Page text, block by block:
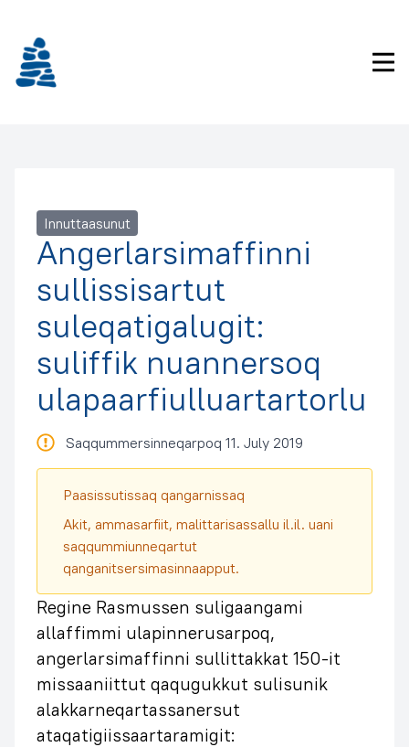
Innuttaasunut
Angerlarsimaffinni
sullissisartut
suleqatigalugit:
suliffik nuannersoq
ulapaarfiulluartartorlu
Saqqummersinneqarpoq 11. July 2019
Paasissutissaq qangarnissaq
Akit, ammasarfiit, malittarisassallu il.il. uani
saqqummiunneqartut
qanganitsersimasinnaapput.
Regine Rasmussen suligaangami
allaffimmi ulapinnerusarpoq,
angerlarsimaffinni sullittakkat 150-it
missaaniittut qaqugukkut sulisunik
alakkarneqartassanersut
ataqatigiissaartaramigit: